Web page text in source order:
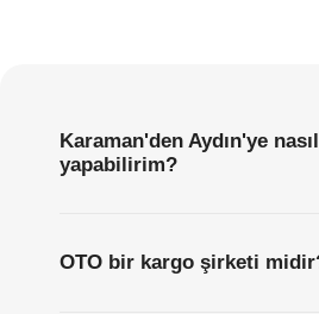
Karaman'den Aydın'ye
yapabilirim?
OTO bir kargo şirketi